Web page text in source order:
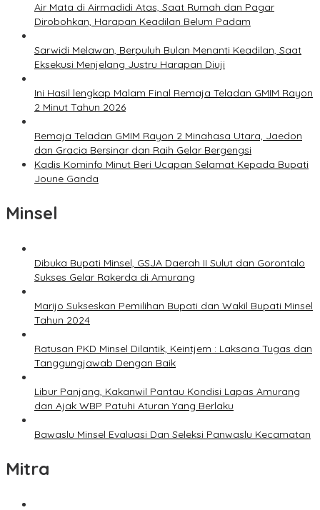
Air Mata di Airmadidi Atas, Saat Rumah dan Pagar
Dirobohkan, Harapan Keadilan Belum Padam
Sarwidi Melawan, Berpuluh Bulan Menanti Keadilan, Saat
Eksekusi Menjelang Justru Harapan Diuji
Ini Hasil lengkap Malam Final Remaja Teladan GMIM Rayon
2 Minut Tahun 2026
Remaja Teladan GMIM Rayon 2 Minahasa Utara, Jaedon
dan Gracia Bersinar dan Raih Gelar Bergengsi
Kadis Kominfo Minut Beri Ucapan Selamat Kepada Bupati
Joune Ganda
Minsel
Dibuka Bupati Minsel, GSJA Daerah II Sulut dan Gorontalo
Sukses Gelar Rakerda di Amurang
Marijo Sukseskan Pemilihan Bupati dan Wakil Bupati Minsel
Tahun 2024
Ratusan PKD Minsel Dilantik, Keintjem : Laksana Tugas dan
Tanggungjawab Dengan Baik
Libur Panjang, Kakanwil Pantau Kondisi Lapas Amurang
dan Ajak WBP Patuhi Aturan Yang Berlaku
Bawaslu Minsel Evaluasi Dan Seleksi Panwaslu Kecamatan
Mitra